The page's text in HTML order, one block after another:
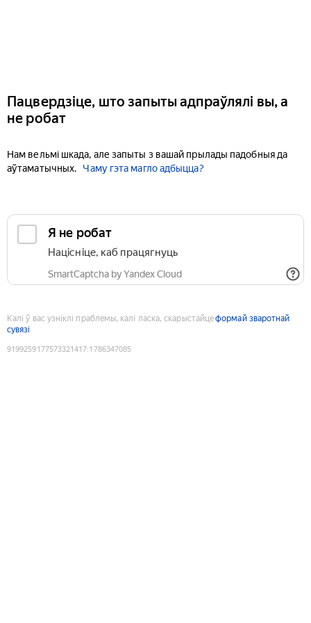
Пацвердзіце, што запыты адпраўлялі вы, а
не робат
Нам вельмі шкада, але запыты з вашай прылады падобныя да
аўтаматычных.
Чаму гэта магло адбыцца?
Я не робат
Націсніце, каб працягнуць
SmartCaptcha by Yandex Cloud
Калі ў вас узніклі праблемы, калі ласка, скарыстайцеформай зваротнай
сувязі
9199259177573321417:1786347085